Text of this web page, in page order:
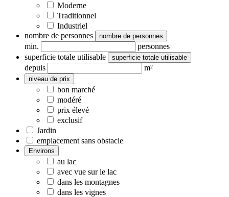
Moderne
Traditionnel
Industriel
nombre de personnes
nombre de personnes
min.
personnes
superficie totale utilisable
superficie totale utilisable
depuis m²
niveau de prix
bon marché
modéré
prix élevé
exclusif
Jardin
emplacement sans obstacle
Environs
au lac
avec vue sur le lac
dans les montagnes
dans les vignes